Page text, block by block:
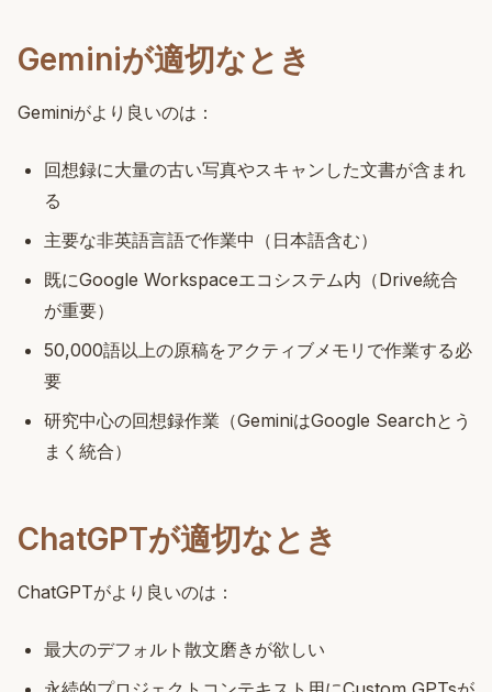
Geminiが適切なとき
Geminiがより良いのは：
回想録に大量の古い写真やスキャンした文書が含まれ
る
主要な非英語言語で作業中（日本語含む）
既にGoogle Workspaceエコシステム内（Drive統合
が重要）
50,000語以上の原稿をアクティブメモリで作業する必
要
研究中心の回想録作業（GeminiはGoogle Searchとう
まく統合）
ChatGPTが適切なとき
ChatGPTがより良いのは：
最大のデフォルト散文磨きが欲しい